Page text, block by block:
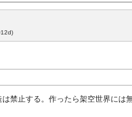
禁止する。作ったら架空世界には